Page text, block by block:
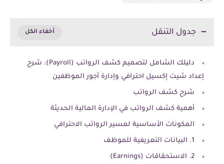
جدول التنقل
دليلك الشامل لتصميم كشف الرواتب (Payroll): شرح
إعداد شيت إكسيل احترافي وإدارة أجور الموظفين
شرح كشف الرواتب
أهمية كشف الرواتب في الإدارة المالية الحديثة
المكونات الأساسية لمسير الرواتب الاحترافي
1. البيانات التعريفية للموظف
2. الاستحقاقات (Earnings)